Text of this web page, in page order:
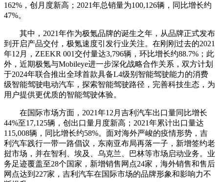
162%，创月度新高；2021年总销量为100,126辆，同比增长约
47%。
其中，2021年作为极氪品牌的诞生之年，从品牌正式发布
到开启产品交付，极氪速度引发行业关注。在刚刚过去的2021
年12月，ZEEKR 001交付量达3,796辆，环比增长约88.7%；此
外，近期极氪与Mobileye进一步深化战略合作关系，双方计划
于2024年联合推出全球首款具备L4级别智能驾驶能力的消费
级智能驾驶电动汽车，探索智能驾驶路径，完善科技生态，为
用户提供更优质的智能驾驶体验。
在国际市场方面，2021年12月吉利汽车出口量同比增长
44%至17,125辆，创出口量月度新高；2021年累计出口量达
115,008辆，同比增长约58%。面对海外严峻的疫情形势，吉
利汽车践行一带一路倡议，东南亚布局再落一子，新增签约老
挝市场，并在智利、埃及、乌克兰、巴林等市场启动业务。业
务足迹覆盖至28个国家，新增销售网点24家，海外销售和售后
网点达到227家，吉利汽车在国际市场的品牌形象和影响力不